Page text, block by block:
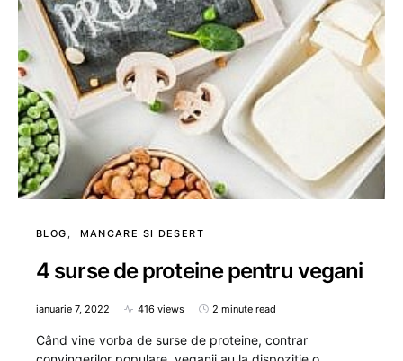
BLOG MANCARE SI DESERT
4 surse de proteine pentru vegani
ianuarie 7, 2022 416 views 2 minute read
Când vine vorba de surse de proteine, contrar